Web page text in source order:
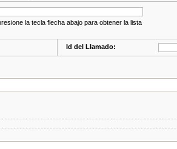
la tecla flecha abajo para obtener la lista
Id del Llamado: